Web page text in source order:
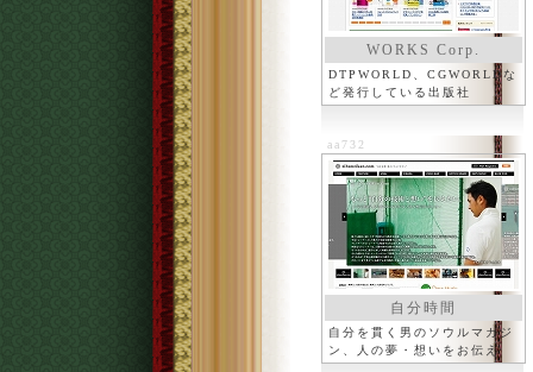
WORKS Corp.
DTPWORLD、CGWORLDな
ど発行している出版社
aa732
自分時間
自分を貫く男のソウルマガジ
ン、人の夢・想いをお伝え